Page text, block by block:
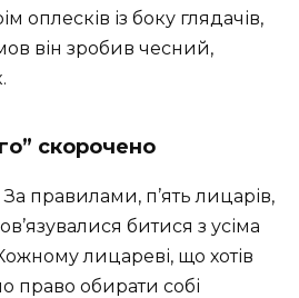
оплесків із боку глядачів,
він зробив чесний,
скорочено
правилами, п’ять лицарів,
битися з усіма
лицареві, що хотів
право обирати собі